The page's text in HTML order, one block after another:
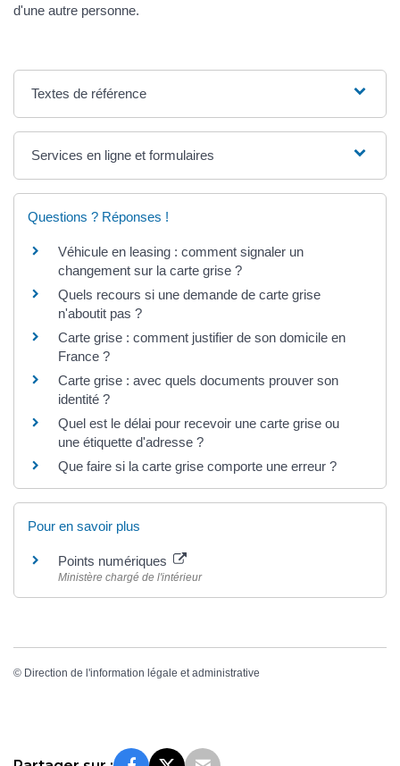
d'une autre personne.
Textes de référence
Services en ligne et formulaires
Questions ? Réponses !
Véhicule en leasing : comment signaler un
changement sur la carte grise ?
Quels recours si une demande de carte grise
n'aboutit pas ?
Carte grise : comment justifier de son domicile en
France ?
Carte grise : avec quels documents prouver son
identité ?
Quel est le délai pour recevoir une carte grise ou
une étiquette d'adresse ?
Que faire si la carte grise comporte une erreur ?
Pour en savoir plus
Points numériques
Ministère chargé de l'intérieur
© Direction de l'information légale et administrative